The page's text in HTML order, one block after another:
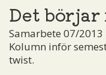
Det börjar
Samarbete 07/2013
Kolumn inför
twist.